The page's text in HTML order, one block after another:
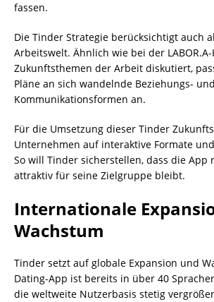
fassen.
Die Tinder Strategie berücksichtigt auch
Arbeitswelt. Ähnlich wie bei der
Zukunftsthemen der Arbeit diskutiert,
Pläne an sich wandelnde Beziehungs- und
Kommunikationsformen an.
Für die Umsetzung dieser Tinder
Unternehmen auf interaktive Formate
So will Tinder sicherstellen, dass die App
attraktiv für seine Zielgruppe bleibt.
Internationale
Wachstum
Tinder setzt auf globale Expansion und
Dating-App ist bereits in über 40
die weltweite Nutzerbasis stetig